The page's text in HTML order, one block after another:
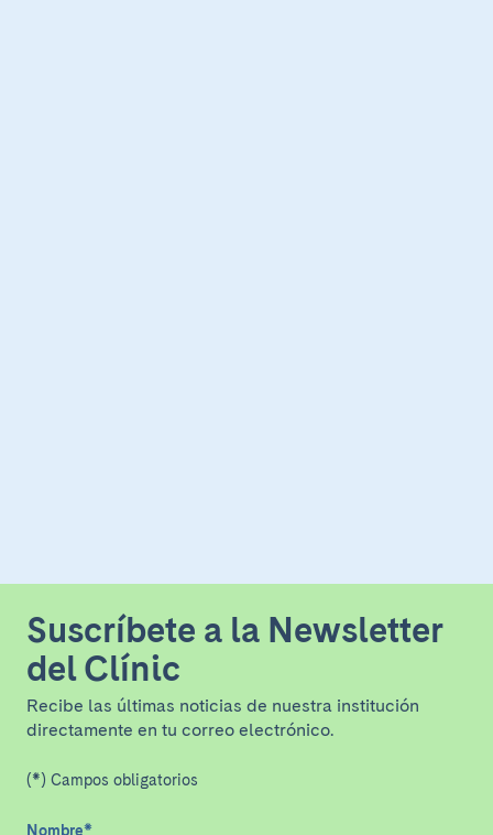
Suscríbete a la Newsletter
del Clínic
Recibe las últimas noticias de nuestra institución
directamente en tu correo electrónico.
(*) Campos obligatorios
Nombre*